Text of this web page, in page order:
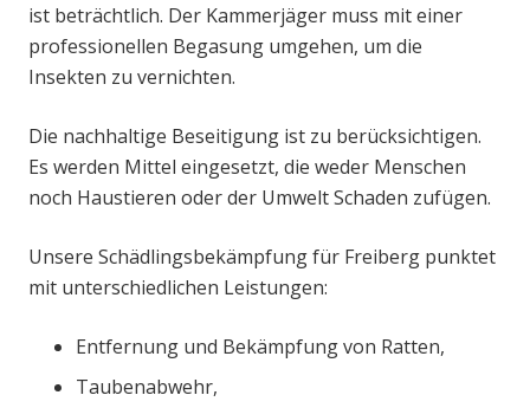
ist beträchtlich. Der Kammerjäger muss mit einer
professionellen Begasung umgehen, um die
Insekten zu vernichten.
Die nachhaltige Beseitigung ist zu berücksichtigen.
Es werden Mittel eingesetzt, die weder Menschen
noch Haustieren oder der Umwelt Schaden zufügen.
Unsere Schädlingsbekämpfung für Freiberg punktet
mit unterschiedlichen Leistungen:
Entfernung und Bekämpfung von Ratten,
Taubenabwehr,